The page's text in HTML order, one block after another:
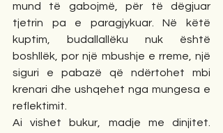
mund të gabojmë, për të dëgjuar
tjetrin pa e paragjykuar. Në këtë
kuptim, budallallëku nuk është
boshllëk, por një mbushje e rreme, një
siguri e pabazë që ndërtohet mbi
krenari dhe ushqehet nga mungesa e
reflektimit.
Ai vishet bukur, madje me dinjitet.